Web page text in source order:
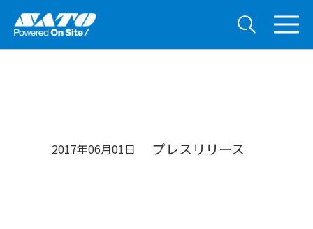
2017年06月01日 プレスリリース